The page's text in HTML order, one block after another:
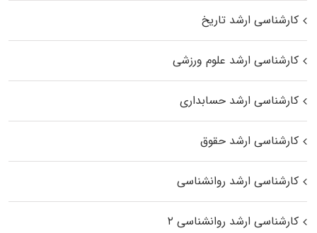
کارشناسی ارشد تاریخ
کارشناسی ارشد علوم ورزشی
کارشناسی ارشد حسابداری
کارشناسی ارشد حقوق
کارشناسی ارشد روانشناسی
کارشناسی ارشد روانشناسی ۲